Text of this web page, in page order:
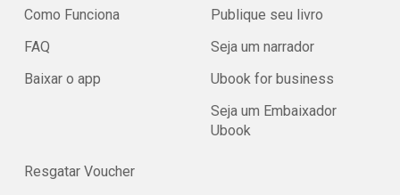
Como Funciona
FAQ
Baixar o app
Publique seu livro
Seja um narrador
Ubook for business
Seja um Embaixador
Ubook
Resgatar Voucher